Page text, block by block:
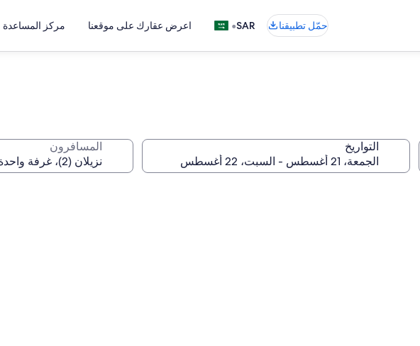
حمّل تطبيقنا SAR
• اعرض عقارك على موقعنا مركز المساعدة
التواريخ المسافرون